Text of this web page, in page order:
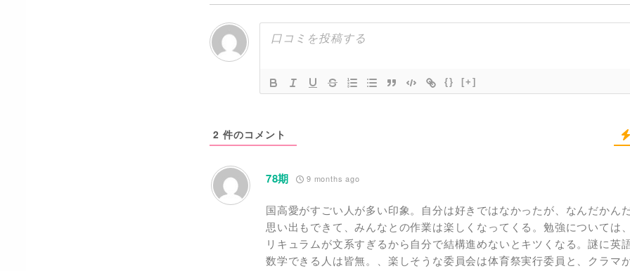
{} [+]
2 件のコメント
78期 9 months ago
国高愛がすごい人が多い印象。自分は好きではなかったが、なんだかん
思い出もできて、みんなとの作業は楽しくなってくる。勉強については
リキュラムが文系すぎるから自分で結構進めないとキツくなる。謎に英
数学できる人は皆無。、楽しそうな委員会は体育祭実行委員と、クラマ